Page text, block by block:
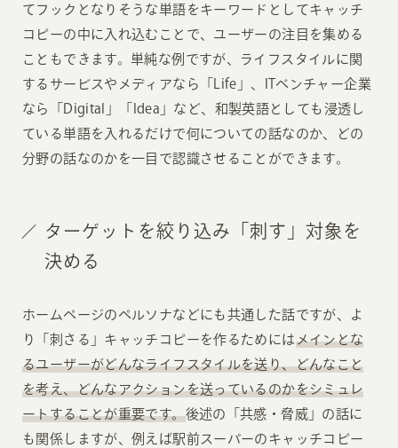
てフックとなりそうな単語をキーワードとしてキャッチ
コピーの中に入れ込むことで、ユーザーの注目を集める
こともできます。単純な例ですが、ライフスタイルに関
するサービスやメディアなら「Life」、ITベンチャー企業
なら「Digital」「Idea」など、和製英語としても浸透し
ている単語を入れるだけで何についての話なのか、どの
分野の話なのかを一目で認識させることができます。
ターゲットを絞り込み「刺す」対象を
決める
ホームページのペルソナなどにも共通した話ですが、よ
り「刺さる」キャッチコピーを作るためにはメインとな
るユーザーがどんなライフスタイルを送り、どんなこと
を考え、どんなアクションを送っているのかをシミュレ
ートすることが重要です。後述の「共感・脅威」の話に
も関係しますが、例えば駅前スーパーのキャッチコピー